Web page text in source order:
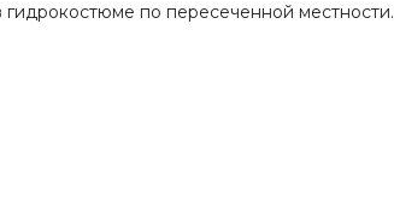
по пересеченной местности.